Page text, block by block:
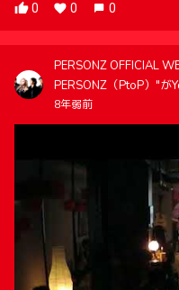
0 0 0
PERSONZ OFFICIAL
PERSONZ（PtoP）"が
8年弱前